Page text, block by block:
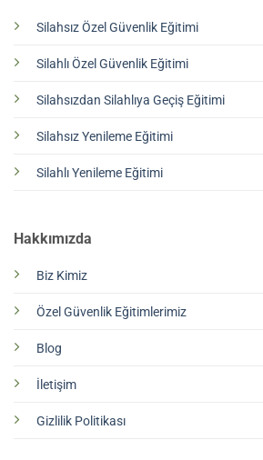
Silahsız Özel Güvenlik Eğitimi
Silahlı Özel Güvenlik Eğitimi
Silahsızdan Silahlıya Geçiş Eğitimi
Silahsız Yenileme Eğitimi
Silahlı Yenileme Eğitimi
Hakkımızda
Biz Kimiz
Özel Güvenlik Eğitimlerimiz
Blog
İletişim
Gizlilik Politikası